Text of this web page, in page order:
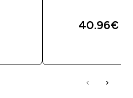
40.96€‎